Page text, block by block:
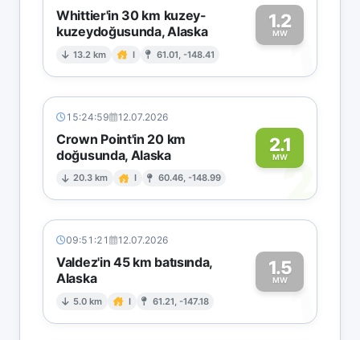
Whittier'in 30 km kuzey-
kuzeydoğusunda, Alaska
13.2 km I 61.01, -148.41
1.2
MW1
15:24:59 12.07.2026
Crown Point'in 20 km
doğusunda, Alaska
20.3 km I 60.46, -148.99
2.1
MW2
09:51:21 12.07.2026
Valdez'in 45 km batısında,
Alaska
5.0 km I 61.21, -147.18
1.5
MW1